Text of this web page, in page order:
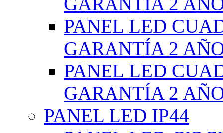
PANEL LED
GARANTÍA 2
PANEL LED
GARANTÍA 2
PANEL LED IP44